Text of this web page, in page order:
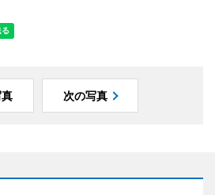
次の写真